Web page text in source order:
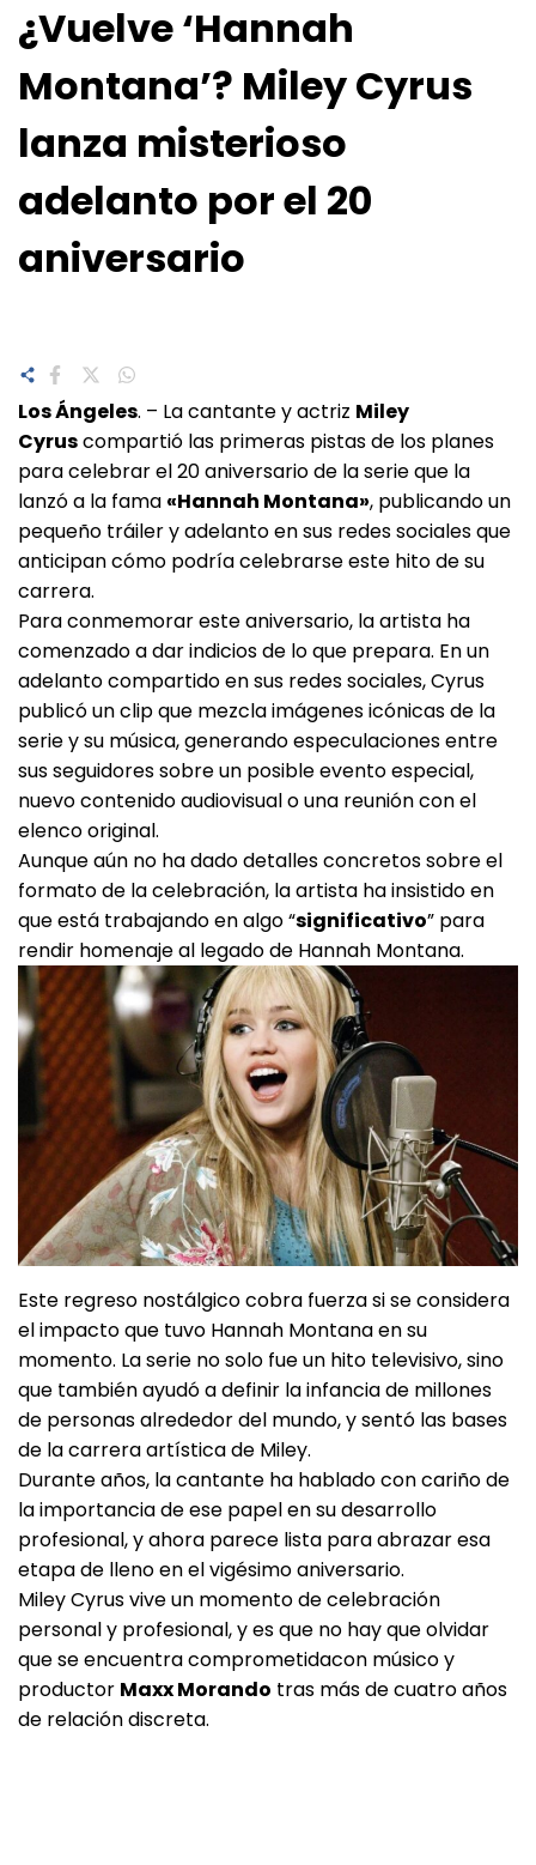
¿Vuelve ‘Hannah
Montana’? Miley Cyrus
lanza misterioso
adelanto por el 20
aniversario
Los Ángeles. – La cantante y actriz Miley
Cyruscompartió las primeras pistas de los planes
para celebrar el 20 aniversario de la serie que la
lanzó a la fama «Hannah Montana», publicando un
pequeño tráiler y adelanto en sus redes sociales que
anticipan cómo podría celebrarse este hito de su
carrera.
Para conmemorar este aniversario, la artista ha
comenzado a dar indicios de lo que prepara. En un
adelanto compartido en sus redes sociales, Cyrus
publicó un clip que mezcla imágenes icónicas de la
serie y su música, generando especulaciones entre
sus seguidores sobre un posible evento especial,
nuevo contenido audiovisual o una reunión con el
elenco original.
Aunque aún no ha dado detalles concretos sobre el
formato de la celebración, la artista ha insistido en
que está trabajando en algo “significativo” para
rendir homenaje al legado de Hannah Montana.
Este regreso nostálgico cobra fuerza si se considera
el impacto que tuvo Hannah Montana en su
momento. La serie no solo fue un hito televisivo, sino
que también ayudó a definir la infancia de millones
de personas alrededor del mundo, y sentó las bases
de la carrera artística de Miley.
Durante años, la cantante ha hablado con cariño de
la importancia de ese papel en su desarrollo
profesional, y ahora parece lista para abrazar esa
etapa de lleno en el vigésimo aniversario.
Miley Cyrus vive un momento de celebración
personal y profesional, y es que no hay que olvidar
que se encuentra comprometidacon músico y
productor Maxx Morando tras más de cuatro años
de relación discreta.